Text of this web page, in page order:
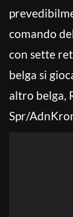
comando
con sette
belga si
altro belga,
Spr/